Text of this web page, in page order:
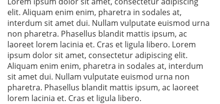
elit. Aliquam enim enim, pharetra in sodales at,
interdum sit amet dui. Nullam vulputate euismod urna
non pharetra. Phasellus blandit mattis ipsum, ac
laoreet lorem lacinia et. Cras et ligula libero. Lorem
ipsum dolor sit amet, consectetur adipiscing elit.
Aliquam enim enim, pharetra in sodales at, interdum
sit amet dui. Nullam vulputate euismod urna non
pharetra. Phasellus blandit mattis ipsum, ac laoreet
lorem lacinia et. Cras et ligula libero.